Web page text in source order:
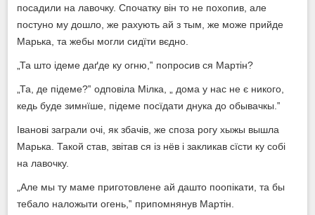
посадили на лавочку. Спочатку він то не похопив, але
постуно му дошло, же рахують ай з тым, же може прийде
Марька, та жебы могли сидїти вєдно.
„Та што ідеме даґде ку огню,‟ попросив ся Мартін?
„Та, де підеме?‟ одповіла Мілка, „ дома у нас не є никого,
кедь буде зимнїше, підеме посїдати днука до обывачкы.‟
Іванові заграли очі, як збачів, же споза рогу хыжы вышла
Марька. Такой став, звітав ся із нёв і закликав сїсти ку собі
на лавочку.
„Але мы ту маме приготовлене ай дашто поопікати, та бы
тебало наложыти огень,‟ припомнянув Мартін.